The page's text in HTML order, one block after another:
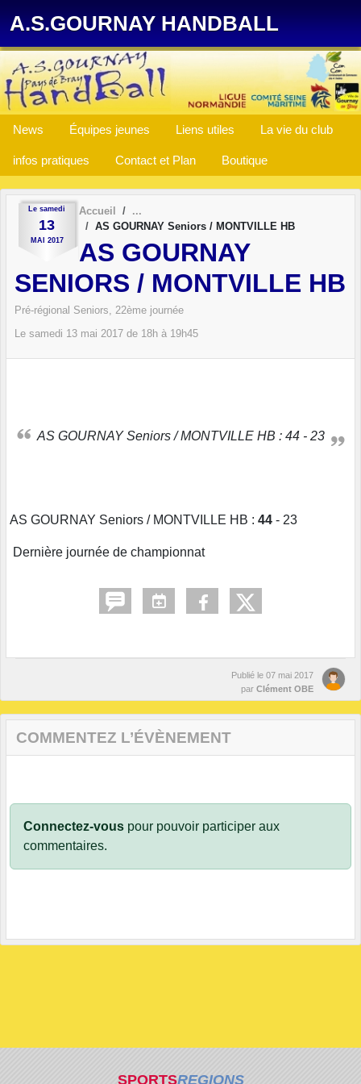
A.S.GOURNAY HANDBALL
News Équipes jeunes Liens utiles La vie du club
infos pratiques Contact et Plan Boutique
Le samedi
13
MAI 2017
Accueil
AS GOURNAY Seniors / MONTVILLE HB
AS GOURNAY
SENIORS / MONTVILLE HB
Pré-régional Seniors, 22ème journée
Le samedi 13 mai 2017 de 18h à 19h45
AS GOURNAY Seniors / MONTVILLE HB : 44 - 23
AS GOURNAY Seniors / MONTVILLE HB : 44 - 23
Dernière journée de championnat
Publié le 07 mai 2017
par Clément OBE
COMMENTEZ L’ÉVÈNEMENT
Connectez-vous pour pouvoir participer aux
commentaires.
SPORTSREGIONS